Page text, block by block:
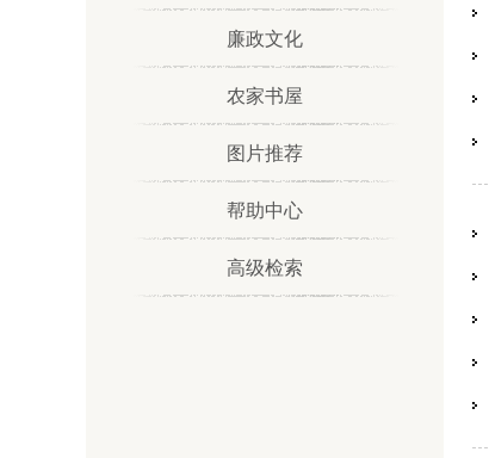
廉政文化
农家书屋
图片推荐
帮助中心
高级检索